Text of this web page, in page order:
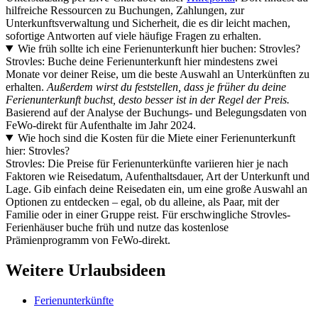
hilfreiche Ressourcen zu Buchungen, Zahlungen, zur
Unterkunftsverwaltung und Sicherheit, die es dir leicht machen,
sofortige Antworten auf viele häufige Fragen zu erhalten.
Wie früh sollte ich eine Ferienunterkunft hier buchen: Strovles?
Strovles: Buche deine Ferienunterkunft hier mindestens zwei
Monate vor deiner Reise, um die beste Auswahl an Unterkünften zu
erhalten. Außerdem wirst du feststellen, dass je früher du deine
Ferienunterkunft buchst, desto besser ist in der Regel der Preis.
Basierend auf der Analyse der Buchungs- und Belegungsdaten von
FeWo-direkt für Aufenthalte im Jahr 2024.
Wie hoch sind die Kosten für die Miete einer Ferienunterkunft
hier: Strovles?
Strovles: Die Preise für Ferienunterkünfte variieren hier je nach
Faktoren wie Reisedatum, Aufenthaltsdauer, Art der Unterkunft und
Lage. Gib einfach deine Reisedaten ein, um eine große Auswahl an
Optionen zu entdecken – egal, ob du alleine, als Paar, mit der
Familie oder in einer Gruppe reist. Für erschwingliche Strovles-
Ferienhäuser buche früh und nutze das kostenlose
Prämienprogramm von FeWo-direkt.
Weitere Urlaubsideen
Ferienunterkünfte